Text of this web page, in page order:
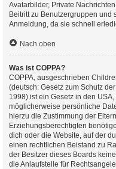
Avatarbilder, Private
Beitritt zu Benutzergruppen und
Anmeldung, da sie schnell
Nach oben
Was ist COPPA?
COPPA, ausgeschrieben
(deutsch: Gesetz zum Schutz
1998) ist ein Gesetz in den
möglicherweise persönliche
hierzu die Zustimmung der
Erziehungsberechtigten
dich oder die Website, auf der
einen rechtlichen Beistand zu
der Besitzer dieses Boards
die Anlaufstelle für